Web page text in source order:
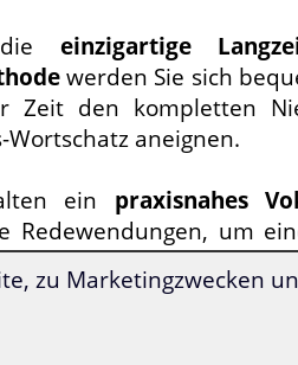
einzigartige
werden Sie sich
Zeit den kompletten
Wortschatz aneignen.
ein praxisnahes
Redewendungen, um
zu hinterlassen.
zu Marketingzwecken